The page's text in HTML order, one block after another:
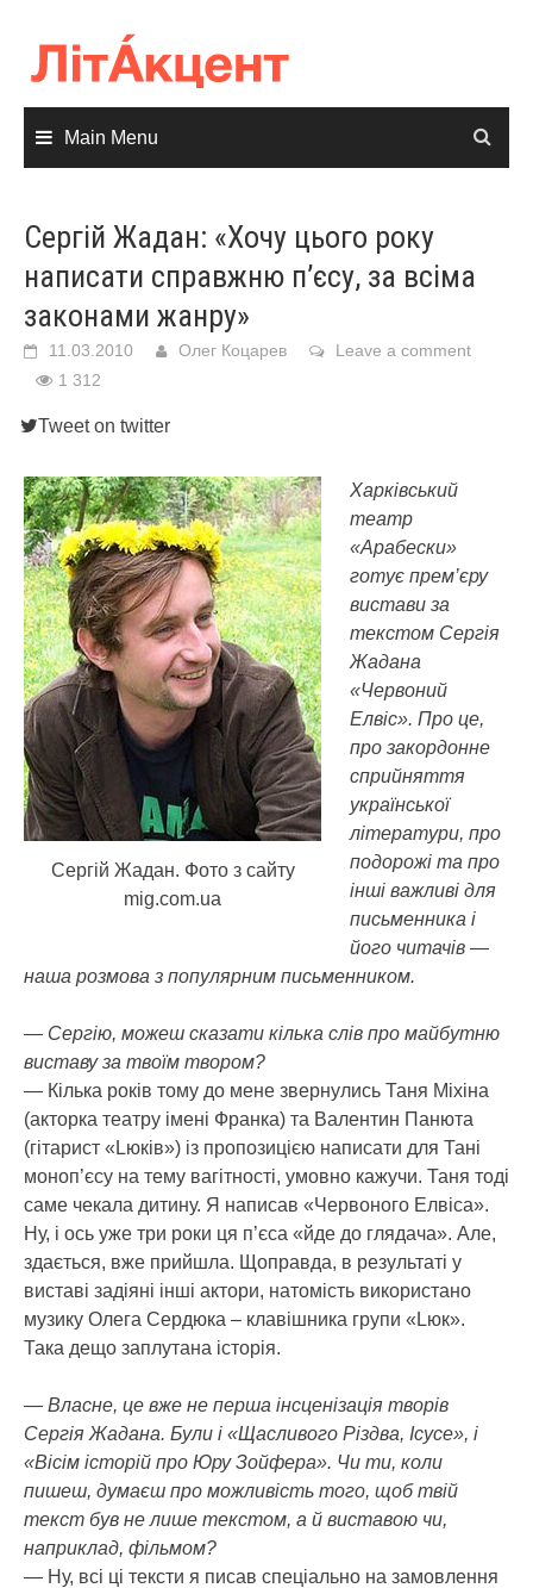
content
Main Menu
Сергій Жадан: «Хочу цього року
написати справжню п’єсу, за всіма
законами жанру»
11.03.2010 Олег Коцарев
Leave a comment
1 312
Tweet on twitter
Сергій Жадан. Фото з сайту
mig.com.ua
Харківський
театр
«Арабески»
готує прем’єру
вистави за
текстом Сергія
Жадана
«Червоний
Елвіс». Про це,
про закордонне
сприйняття
української
літератури, про
подорожі та про
інші важливі для
письменника і
його читачів —
наша розмова з популярним письменником.
— Сергію, можеш сказати кілька слів про майбутню
виставу за твоїм твором?
— Кілька років тому до мене звернулись Таня Міхіна
(акторка театру імені Франка) та Валентин Панюта
(гітарист «Lюків») із пропозицією написати для Тані
моноп’єсу на тему вагітності, умовно кажучи. Таня тоді
саме чекала дитину. Я написав «Червоного Елвіса».
Ну, і ось уже три роки ця п’єса «йде до глядача». Але,
здається, вже прийшла. Щоправда, в результаті у
виставі задіяні інші актори, натомість використано
музику Олега Сердюка – клавішника групи «Lюк».
Така дещо заплутана історія.
— Власне, це вже не перша інсценізація творів
Сергія Жадана. Були і «Щасливого Різдва, Ісусе», і
«Вісім історій про Юру Зойфера». Чи ти, коли
пишеш, думаєш про можливість того, щоб твій
текст був не лише текстом, а й виставою чи,
наприклад, фільмом?
— Ну, всі ці тексти я писав спеціально на замовлення